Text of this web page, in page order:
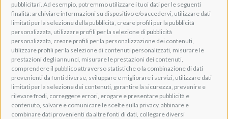
pubblicitari. Ad esempio, potremmo utilizzare i tuoi dati per le seguenti
finalità: archiviare informazioni su dispositivo e/o accedervi, utilizzare dati
limitati per la selezione della pubblicità, creare profili per la pubblicità
personalizzata, utilizzare profili per la selezione di pubblicità
personalizzata, creare profili per la personalizzazione dei contenuti,
utilizzare profili per la selezione di contenuti personalizzati, misurare le
prestazioni degli annunci, misurare le prestazioni dei contenuti,
comprendere il pubblico attraverso statistiche o la combinazione di dati
provenienti da fonti diverse, sviluppare e migliorare i servizi, utilizzare dati
limitati per la selezione dei contenuti, garantire la sicurezza, prevenire e
rilevare frodi, correggere errori, erogare e presentare pubblicità e
contenuto, salvare e comunicare le scelte sulla privacy, abbinare e
combinare dati provenienti da altre fonti di dati, collegare diversi
Lavis, 38015 TN, Italy
Tel: +39 0461 248211
P.IVA: IT01262500224
PEC: pec@pec.adeogroup.it
SDI: T04ZHR3
info@adeogroup.it
Adeo ProAV
Adeo HomeAV
Adeo Screen
Screen Research